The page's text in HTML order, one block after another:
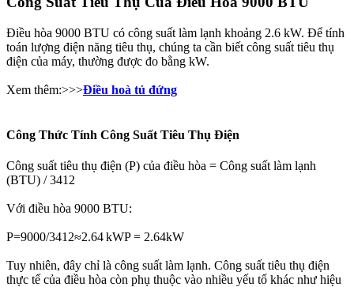
Điều hòa 9000 BTU có công suất làm lạnh khoảng 2.6 kW. Để tính
toán lượng điện năng tiêu thụ, chúng ta cần biết công suất tiêu thụ
điện của máy, thường được đo bằng kW.
Xem thêm:>>>Điều hoà tủ đứng
Công Thức Tính Công Suất Tiêu Thụ Điện
Công suất tiêu thụ điện (P) của điều hòa = Công suất làm lạnh
(BTU) / 3412
Với điều hòa 9000 BTU:
P=9000/3412≈2.64 kWP = 2.64kW
Tuy nhiên, đây chỉ là công suất làm lạnh. Công suất tiêu thụ điện
thực tế của điều hòa còn phụ thuộc vào nhiều yếu tố khác như hiệu